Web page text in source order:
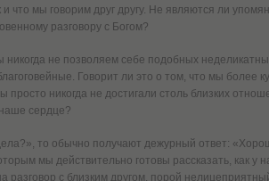
что мы говорим друг другу. Не являются ли
разговору с Богом?
никогда не позволяем себе подобных
Говорит ли это о том, что мы более
никогда не достигали столь близких
сердце?
то обычно получают дежурный ответ:
мы действительно готовы рассказать, как у
с близким другом, порой